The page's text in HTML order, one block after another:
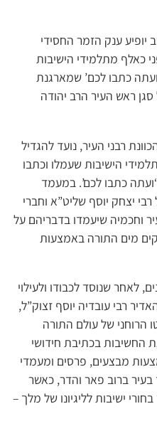
יופיע ענק הזמר החסידי
כאלף מתלמידי הישיבות
כתבו לכם’ שמארגנת
ראש העיר הרב יהודה
רבני העיר, נועד להגדיל
הישיבות שעמלו וכתבו
כתבו לכם’. במעמד
רבי יצחק יוסף שליט”א וחברי
וחכמיה שיעמדו בדבריהם על
מים התורה באמצעות
שנוסד לכבודו ולעילוי
רבי עובדיה יוסף זצוק”ל,
הרוחני של עולם התורה
החשיבות בכתיבת חידושי
מבצעים, פרסים ומעמדי
ברוב פאר והדר, כאשר
ישיבות לליגיונו של מלך –